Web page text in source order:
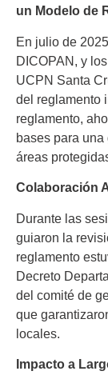
un Modelo de
En julio de
DICOPAN, y
UCPN Santa
del reglamento
reglamento,
bases para
áreas
Colaboración
Durante las
guiaron la
reglamento
Decreto
del comité de
que
locales.
Impacto a